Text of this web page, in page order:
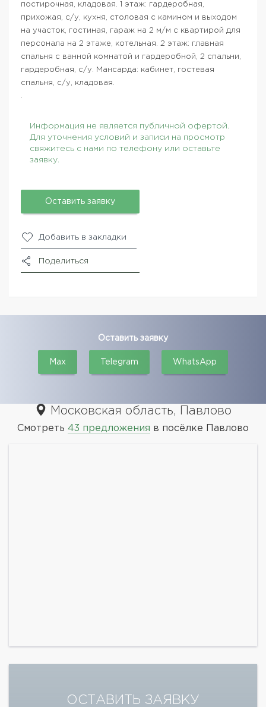
постирочная, кладовая. 1 этаж: гардеробная,
прихожая, с/у, кухня, столовая с камином и выходом
на участок, гостиная, гараж на 2 м/м с квартирой для
персонала на 2 этаже, котельная. 2 этаж: главная
спальня с ванной комнатой и гардеробной, 2 спальни,
гардеробная, с/у. Мансарда: кабинет, гостевая
спальня, с/у, кладовая.
Информация не является публичной офертой.
Для уточнения условий и записи на просмотр
свяжитесь с нами по телефону или оставьте
заявку.
Оставить заявку
Добавить в закладки
Поделиться
Оставить заявку
Max Telegram WhatsApp
Московская область, Павлово
Смотреть 43 предложения в посёлке Павлово
ОСТАВИТЬ ЗАЯВКУ